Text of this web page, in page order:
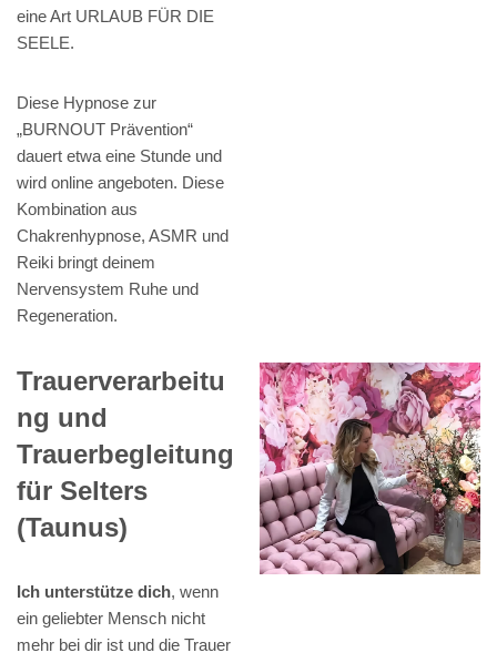
eine Art URLAUB FÜR DIE
SEELE.
Diese Hypnose zur
„BURNOUT Prävention“
dauert etwa eine Stunde und
wird online angeboten. Diese
Kombination aus
Chakrenhypnose, ASMR und
Reiki bringt deinem
Nervensystem Ruhe und
Regeneration.
Trauerverarbeitu
ng und
Trauerbegleitung
für Selters
(Taunus)
Ich unterstütze dich, wenn
ein geliebter Mensch nicht
mehr bei dir ist und die Trauer